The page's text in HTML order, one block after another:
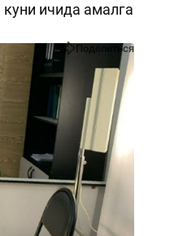
ичида амалга
Поделиться